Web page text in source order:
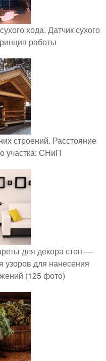
хода. Датчик сухого
работы
строений. Расстояние
участка: СНиП
для декора стен —
узоров для нанесения
(125 фото)